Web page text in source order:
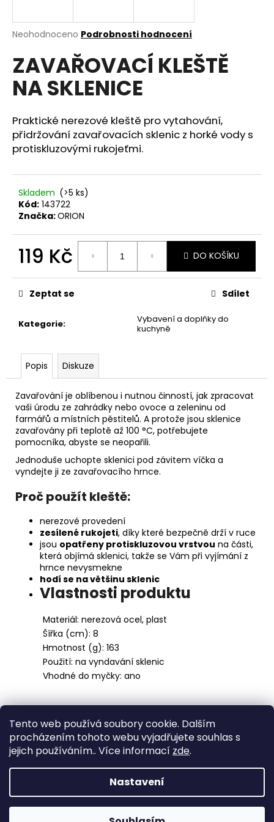
Tento web používá soubory cookie. Dalším
procházením tohoto webu vyjadřujete souhlas s
jejich používáním.. Více informací zde.
Nastavení
Průměrné
produktu
je
0,0
hvězdiček.
Neohodnoceno Podrobnosti hodnocení
ZAVAŘOVACÍ KLEŠTĚ
NA SKLENICE
Praktické nerezové kleště pro vytahování,
přidržování zavařovacích sklenic z horké vody s
protiskluzovými rukojeťmi.
Skladem (>5 ks)
Kód: 143722
Značka:ORION
119 Kč
cena:
DO KOŠÍKU
Kategorie:
Vybavení a doplňky do
kuchyně
Zeptat se Sdílet
Popis Diskuze
Zavařování je oblíbenou i nutnou činností, jak zpracovat
vaši úrodu ze zahrádky nebo ovoce a zeleninu od
farmářů a místních pěstitelů. A protože jsou sklenice
zavařovány při teplotě až 100 °C, potřebujete
pomocníka, abyste se neopařili.
Jednoduše uchopte sklenici pod závitem víčka a
vyndejte ji ze zavařovacího hrnce.
Proč použít kleště:
nerezové provedení
zesílené rukojeti, díky které bezpečně drží v ruce
jsou opatřeny protiskluzovou vrstvou na části,
která objímá sklenici, takže se Vám při vyjímání z
hrnce nevysmekne
hodí se na většinu sklenic
Vlastnosti produktu
Materiál: nerezová ocel, plast
Šířka (cm): 8
Hmotnost (g): 163
Použití: na vyndavání sklenic
Vhodné do myčky: ano
j
t
?
HLEDAT
D
o
p
o
č
u
m
AREON
PERFUME
-
BLACK
CRYSTAL
35ML
91
Kč
Z
a
Medic Czech
Vytvořil Shoptet